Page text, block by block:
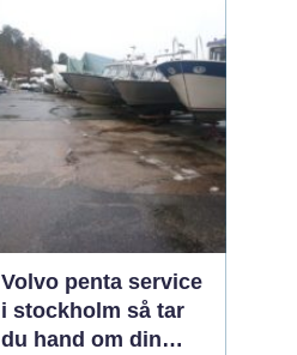
förhållanden. Rä...
Volvo penta service
i stockholm så tar
du hand om din